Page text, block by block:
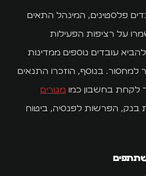
פלסטינים, המינהל התאים
על רציפות הפעילות
עובדים נוספים ממדינות
בנוסף, הוזכרו התנאים
לקחת בחשבון כמו מגורים
בנק, הפרשות לפנסיה, ביטוח